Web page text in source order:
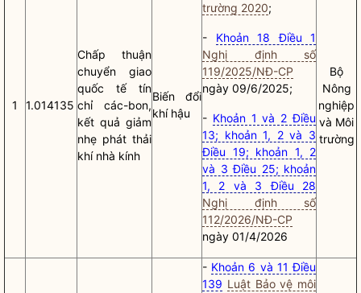
1 1.014135
Chấp thuận
chuyển giao
quốc tế tín
chỉ các-bon,
kết quả giảm
nhẹ phát thải
khí nhà kính
Biến đổi
khí hậu
trường 2020;
- Khoản 18 Điều 1
Nghị định số
119/2025/NĐ-CP
ngày 09/6/2025;
- Khoản 1 và 2 Điều
13; khoản 1, 2 và 3
Điều 19; khoản 1, 2
và 3 Điều 25; khoản
1, 2 và 3 Điều 28
Nghị định số
112/2026/NĐ-CP
ngày 01/4/2026
Bộ
Nông
nghiệp
và Môi
trường
- Khoản 6 và 11 Điều
139 Luật Bảo vệ môi